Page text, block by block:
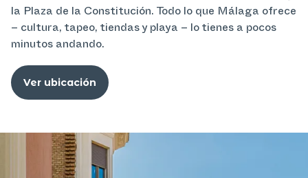
la Plaza de la Constitución. Todo lo que Málaga ofrece
– cultura, tapeo, tiendas y playa – lo tienes a pocos
minutos andando.
Ver ubicación